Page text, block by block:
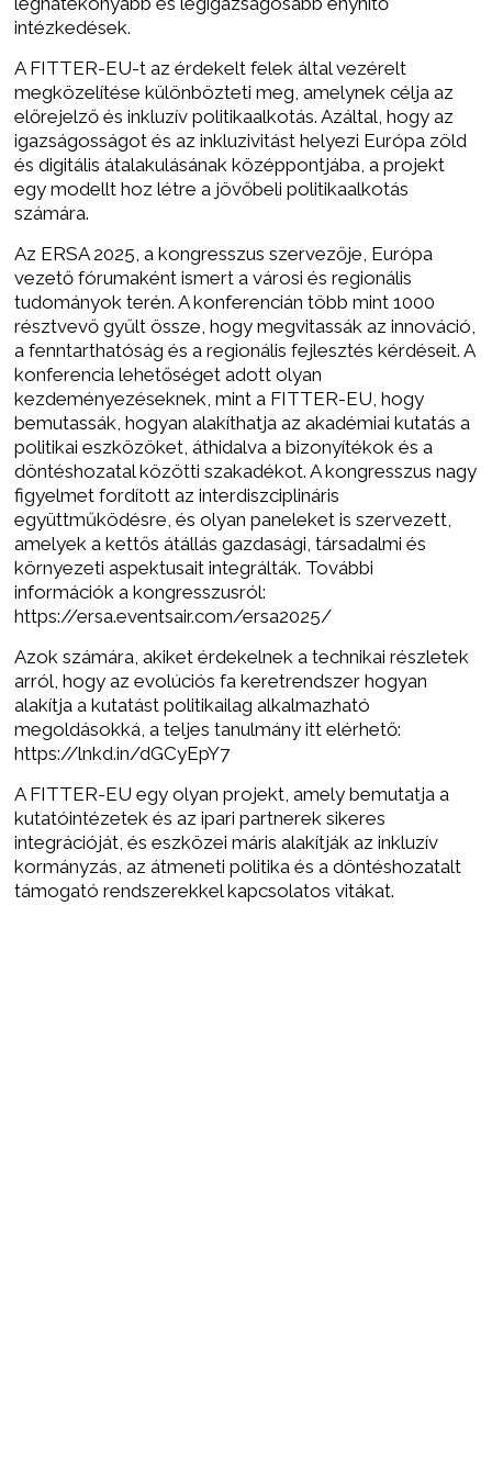
intézkedések.
A FITTER-EU-t az érdekelt felek által vezérelt
megközelítése különbözteti meg, amelynek célja az
előrejelző és inkluzív politikaalkotás. Azáltal, hogy az
igazságosságot és az inkluzivitást helyezi Európa zöld
és digitális átalakulásának középpontjába, a projekt
egy modellt hoz létre a jövőbeli politikaalkotás
számára.
Az ERSA 2025, a kongresszus szervezője, Európa
vezető fórumaként ismert a városi és regionális
tudományok terén. A konferencián több mint 1000
résztvevő gyűlt össze, hogy megvitassák az innováció,
a fenntarthatóság és a regionális fejlesztés kérdéseit. A
konferencia lehetőséget adott olyan
kezdeményezéseknek, mint a FITTER-EU, hogy
bemutassák, hogyan alakíthatja az akadémiai kutatás a
politikai eszközöket, áthidalva a bizonyítékok és a
döntéshozatal közötti szakadékot. A kongresszus nagy
figyelmet fordított az interdiszciplináris
együttműködésre, és olyan paneleket is szervezett,
amelyek a kettős átállás gazdasági, társadalmi és
környezeti aspektusait integrálták. További
információk a kongresszusról:
https://ersa.eventsair.com/ersa2025/
Azok számára, akiket érdekelnek a technikai részletek
arról, hogy az evolúciós fa keretrendszer hogyan
alakítja a kutatást politikailag alkalmazható
megoldásokká, a teljes tanulmány itt elérhető:
https://lnkd.in/dGCyEpY7
A FITTER-EU egy olyan projekt, amely bemutatja a
kutatóintézetek és az ipari partnerek sikeres
integrációját, és eszközei máris alakítják az inkluzív
kormányzás, az átmeneti politika és a döntéshozatalt
támogató rendszerekkel kapcsolatos vitákat.